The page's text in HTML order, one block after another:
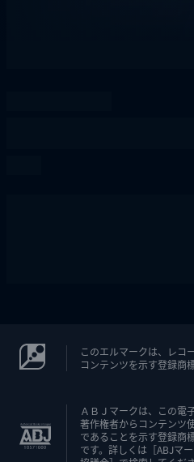
このエルマークは、レコ
コンテンツを示す登録商
ＡＢＪマークは、この電
著作権者からコンテンツ
であることを示す登録商
です。詳しくは［ABJマ